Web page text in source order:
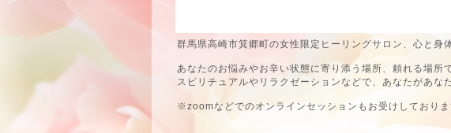
群馬県高崎市箕郷町の女性限定ヒーリングサロン、心と身
あなたのお悩みやお辛い状態に寄り添う場所、頼れる場所
スピリチュアルやリラクゼーションなどで、あなたがあな
※zoomなどでのオンラインセッションもお受けしておりま